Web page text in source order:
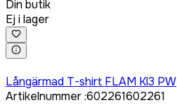
Din butik
Ej i lager
Långärmad T-shirt FLAM Kl3 PW
Artikelnummer:602261602261